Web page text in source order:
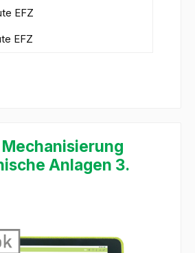
EFZ
EFZ
Mechanisierung
Anlagen 3.